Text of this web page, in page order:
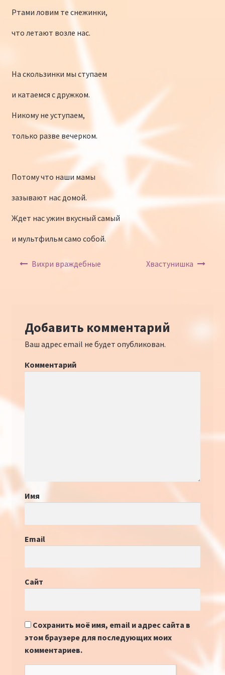
Ртами ловим те снежинки,
что летают возле нас.
На скользинки мы ступаем
и катаемся с дружком.
Никому не уступаем,
только разве вечерком.
Потому что наши мамы
зазывают нас домой.
Ждет нас ужин вкусный самый
и мультфильм само собой.
Навигация по записям
Вихри враждебные Хвастунишка
Добавить комментарий
Ваш адрес email не будет опубликован.
Комментарий
Имя
Email
Сайт
Сохранить моё имя, email и адрес сайта в
этом браузере для последующих моих
комментариев.